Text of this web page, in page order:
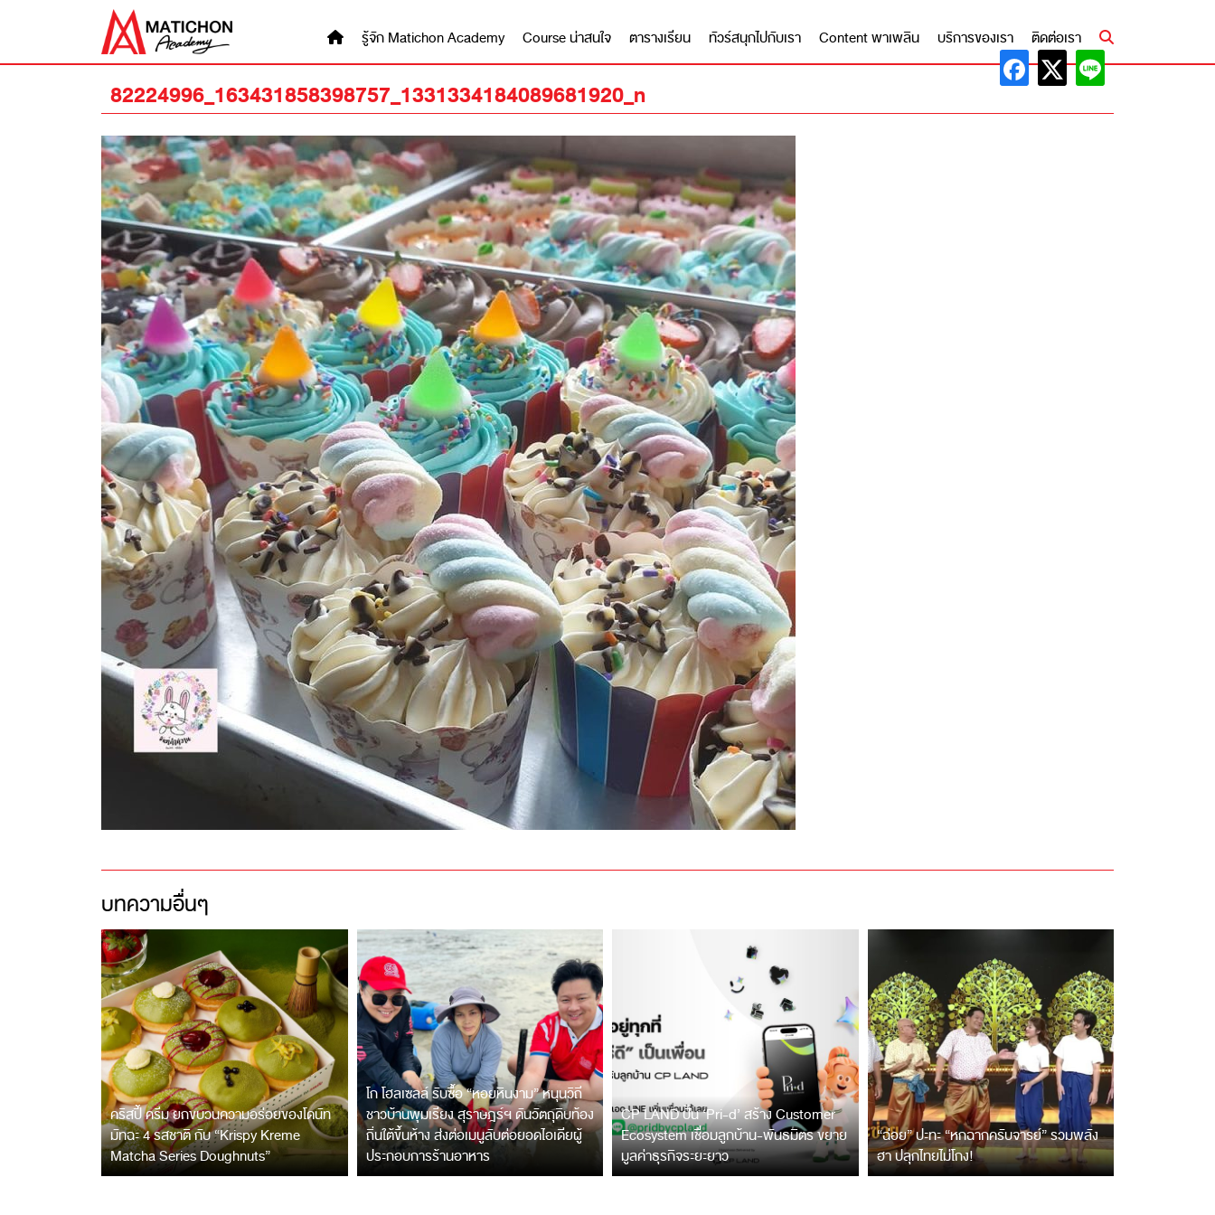
รู้จัก Matichon Academy Course น่าสนใจ ตารางเรียน ทัวร์สนุกไปกับเรา Content พาเพลิน บริการของเรา ติดต่อเรา
82224996_163431858398757_1331334184089681920_n
บทความอื่นๆ
คริสปี้ ครีม ยกขบวนความอร่อยของโดนัท
มัทฉะ 4 รสชาติ กับ “Krispy Kreme
Matcha Series Doughnuts”
โก โฮลเซลล์ รับซื้อ “หอยหินงาม” หนุนวิถี
ชาวบ้านพุมเรียง สุราษฎร์ฯ ดันวัตถุดิบท้อง
ถิ่นใต้ขึ้นห้าง ส่งต่อเมนูลับต่อยอดไอเดียผู้
ประกอบการร้านอาหาร
CP LAND ปั้น ‘Pri-d’ สร้าง Customer
Ecosystem เชื่อมลูกบ้าน-พันธมิตร ขยาย
มูลค่าธุรกิจระยะยาว
“ฉ่อย” ปะทะ “หกฉากครับจารย์” รวมพลัง
ฮา ปลุกไทยไม่โกง!